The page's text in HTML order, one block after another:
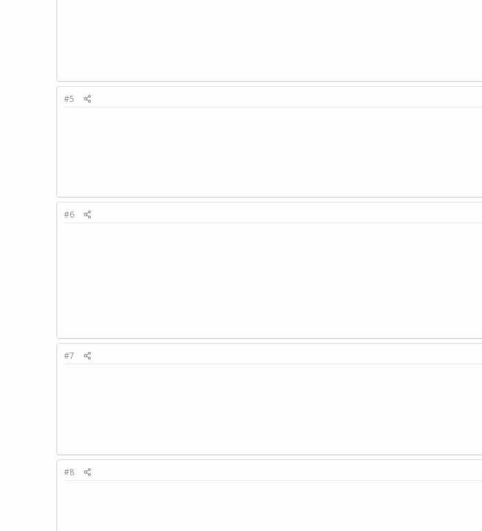
#5
#6
#7
#8